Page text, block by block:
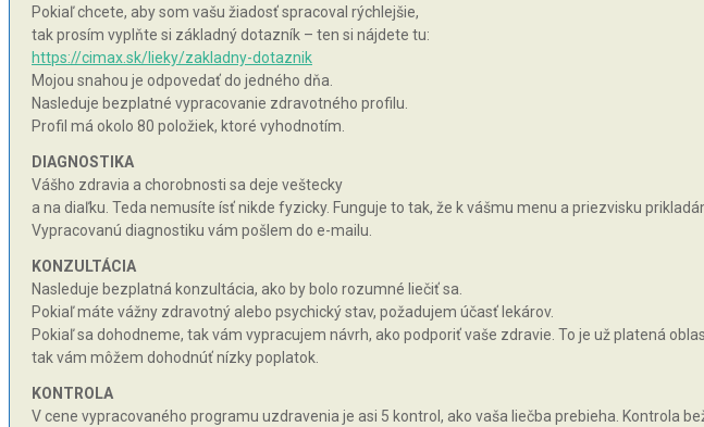
Pokiaľ chcete, aby som vašu žiadosť spracoval rýchlejšie,
tak prosím vyplňte si základný dotazník – ten si nájdete tu:
https://cimax.sk/lieky/zakladny-dotaznik
Mojou snahou je odpovedať do jedného dňa.
Nasleduje bezplatné vypracovanie zdravotného profilu.
Profil má okolo 80 položiek, ktoré vyhodnotím.
DIAGNOSTIKA
Vášho zdravia a chorobnosti sa deje veštecky
a na diaľku. Teda nemusíte ísť nikde fyzicky. Funguje to tak, že k vášmu menu a priezvisku
Vypracovanú diagnostiku vám pošlem do e-mailu.
KONZULTÁCIA
Nasleduje bezplatná konzultácia, ako by bolo rozumné liečiť sa.
Pokiaľ máte vážny zdravotný alebo psychický stav, požadujem účasť lekárov.
Pokiaľ sa dohodneme, tak vám vypracujem návrh, ako podporiť vaše zdravie. To je už platená
tak vám môžem dohodnúť nízky poplatok.
KONTROLA
V cene vypracovaného programu uzdravenia je asi 5 kontrol, ako vaša liečba prebieha. Kontrola